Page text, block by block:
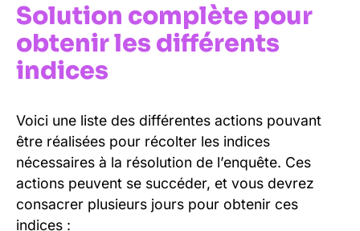
Solution complète pour
obtenir les différents
indices
Voici une liste des différentes actions pouvant
être réalisées pour récolter les indices
nécessaires à la résolution de l’enquête. Ces
actions peuvent se succéder, et vous devrez
consacrer plusieurs jours pour obtenir ces
indices :